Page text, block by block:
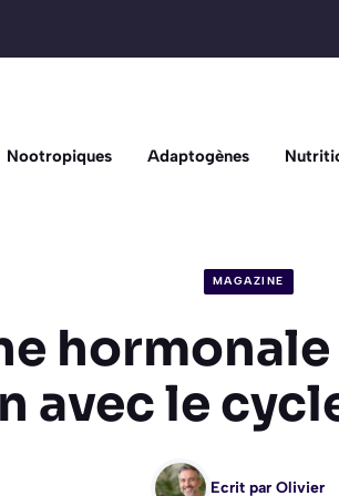
Nootropiques Adaptogènes
MAGAZINE
avec le
Ecrit par Olivier